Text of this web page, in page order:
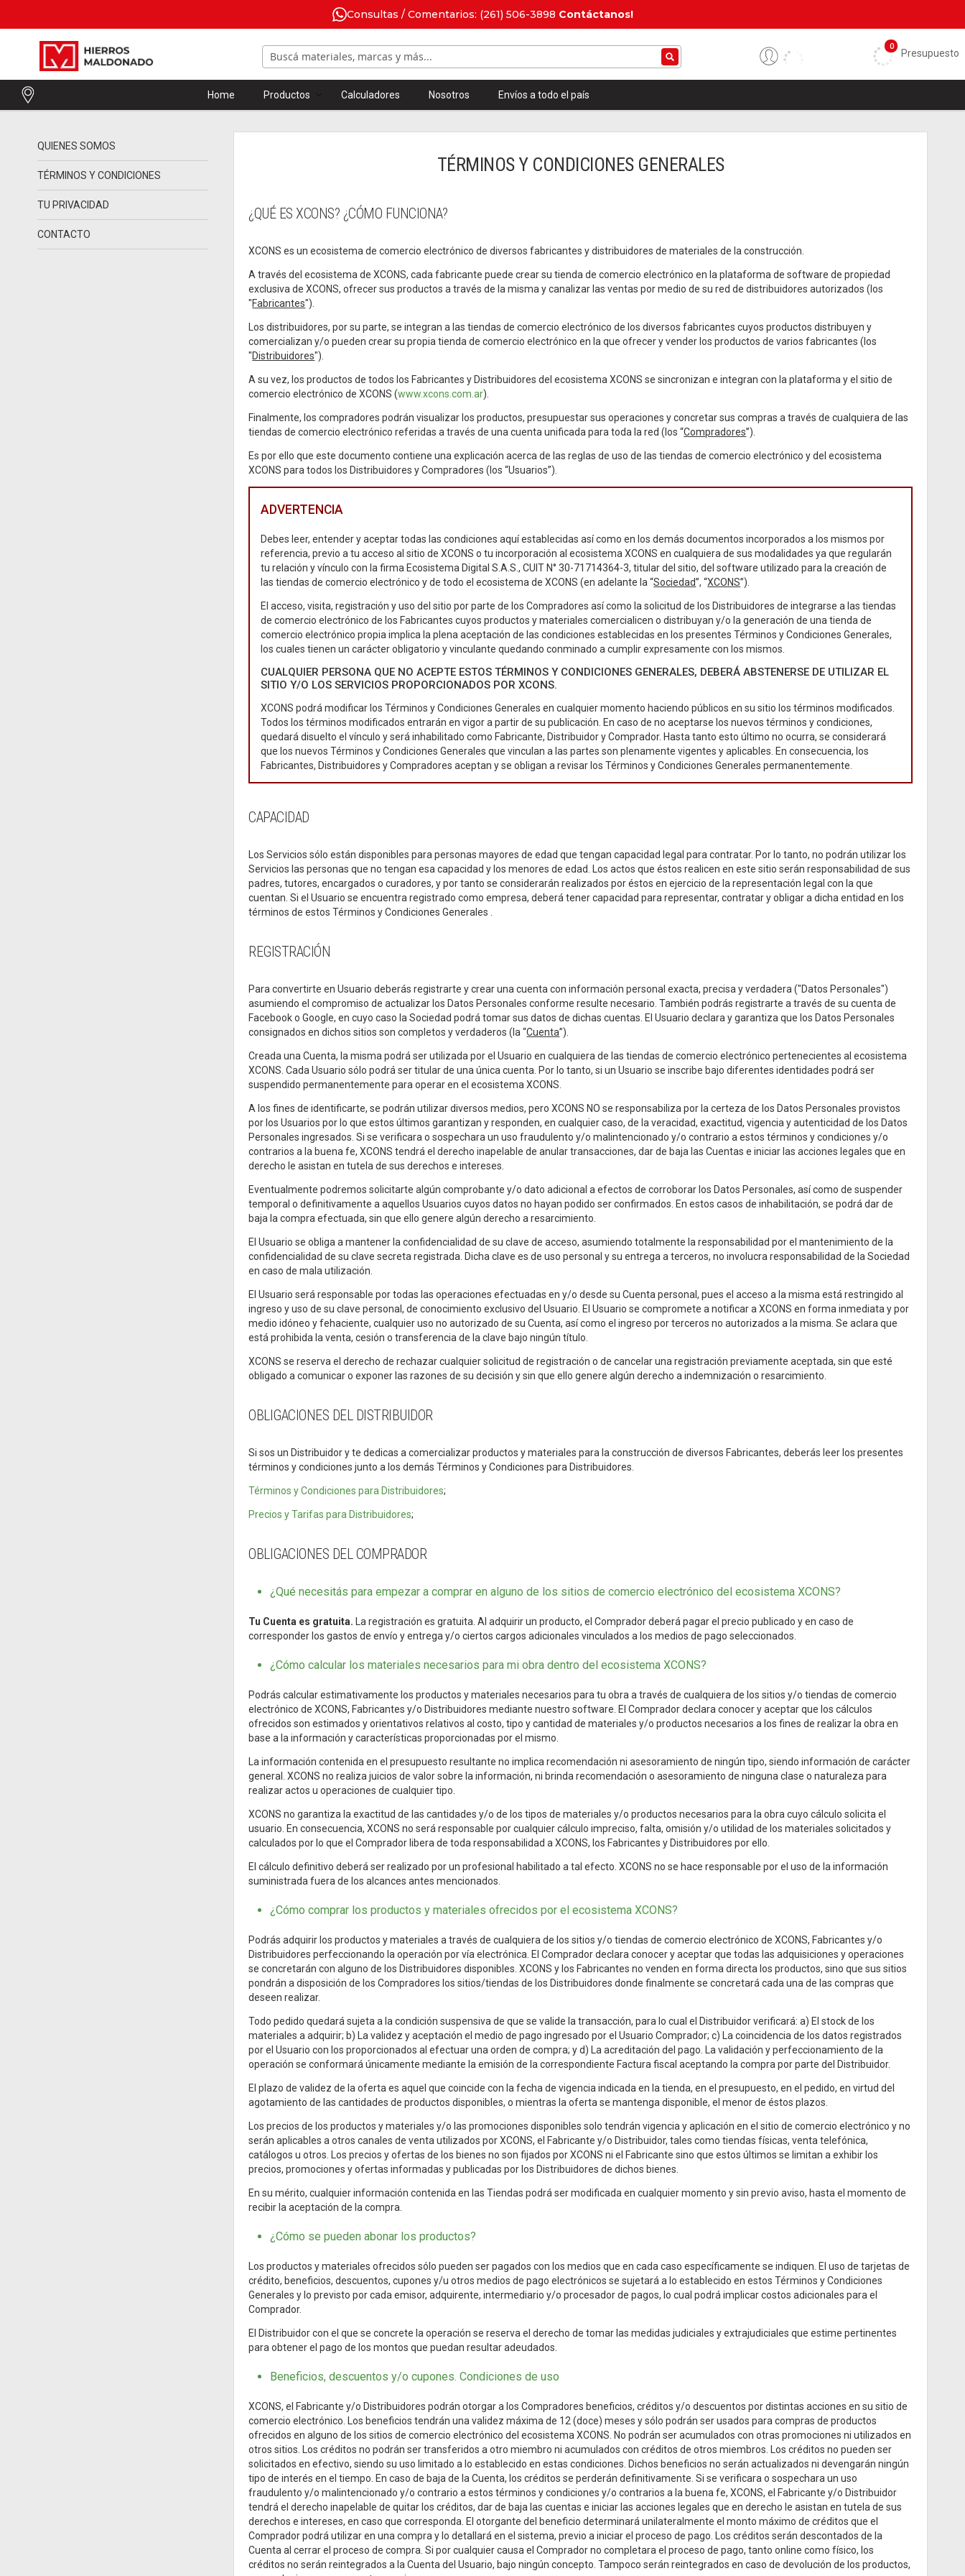
Consultas / Comentarios: (261) 506-3898 Contáctanos!
0
Presupuesto
Home Productos Calculadores Nosotros Envíos a todo el país
TÉRMINOS Y CONDICIONES GENERALES
¿QUÉ ES XCONS? ¿CÓMO FUNCIONA?
XCONS es un ecosistema de comercio electrónico de diversos fabricantes y distribuidores de materiales de la construcción.
A través del ecosistema de XCONS, cada fabricante puede crear su tienda de comercio electrónico en la plataforma de software de propiedad
exclusiva de XCONS, ofrecer sus productos a través de la misma y canalizar las ventas por medio de su red de distribuidores autorizados (los
"Fabricantes").
Los distribuidores, por su parte, se integran a las tiendas de comercio electrónico de los diversos fabricantes cuyos productos distribuyen y
comercializan y/o pueden crear su propia tienda de comercio electrónico en la que ofrecer y vender los productos de varios fabricantes (los
"Distribuidores").
A su vez, los productos de todos los Fabricantes y Distribuidores del ecosistema XCONS se sincronizan e integran con la plataforma y el sitio de
comercio electrónico de XCONS (www.xcons.com.ar).
Finalmente, los compradores podrán visualizar los productos, presupuestar sus operaciones y concretar sus compras a través de cualquiera de las
tiendas de comercio electrónico referidas a través de una cuenta unificada para toda la red (los “Compradores”).
Es por ello que este documento contiene una explicación acerca de las reglas de uso de las tiendas de comercio electrónico y del ecosistema
XCONS para todos los Distribuidores y Compradores (los “Usuarios”).
ADVERTENCIA
Debes leer, entender y aceptar todas las condiciones aquí establecidas así como en los demás documentos incorporados a los mismos por
referencia, previo a tu acceso al sitio de XCONS o tu incorporación al ecosistema XCONS en cualquiera de sus modalidades ya que regularán
tu relación y vínculo con la firma Ecosistema Digital S.A.S., CUIT N° 30-71714364-3, titular del sitio, del software utilizado para la creación de
las tiendas de comercio electrónico y de todo el ecosistema de XCONS (en adelante la “Sociedad”, “XCONS”).
El acceso, visita, registración y uso del sitio por parte de los Compradores así como la solicitud de los Distribuidores de integrarse a las tiendas
de comercio electrónico de los Fabricantes cuyos productos y materiales comercialicen o distribuyan y/o la generación de una tienda de
comercio electrónico propia implica la plena aceptación de las condiciones establecidas en los presentes Términos y Condiciones Generales,
los cuales tienen un carácter obligatorio y vinculante quedando conminado a cumplir expresamente con los mismos.
CUALQUIER PERSONA QUE NO ACEPTE ESTOS TÉRMINOS Y CONDICIONES GENERALES, DEBERÁ ABSTENERSE DE UTILIZAR EL
SITIO Y/O LOS SERVICIOS PROPORCIONADOS POR XCONS.
XCONS podrá modificar los Términos y Condiciones Generales en cualquier momento haciendo públicos en su sitio los términos modificados.
Todos los términos modificados entrarán en vigor a partir de su publicación. En caso de no aceptarse los nuevos términos y condiciones,
quedará disuelto el vínculo y será inhabilitado como Fabricante, Distribuidor y Comprador. Hasta tanto esto último no ocurra, se considerará
que los nuevos Términos y Condiciones Generales que vinculan a las partes son plenamente vigentes y aplicables. En consecuencia, los
Fabricantes, Distribuidores y Compradores aceptan y se obligan a revisar los Términos y Condiciones Generales permanentemente.
CAPACIDAD
Los Servicios sólo están disponibles para personas mayores de edad que tengan capacidad legal para contratar. Por lo tanto, no podrán utilizar los
Servicios las personas que no tengan esa capacidad y los menores de edad. Los actos que éstos realicen en este sitio serán responsabilidad de sus
padres, tutores, encargados o curadores, y por tanto se considerarán realizados por éstos en ejercicio de la representación legal con la que
cuentan. Si el Usuario se encuentra registrado como empresa, deberá tener capacidad para representar, contratar y obligar a dicha entidad en los
términos de estos Términos y Condiciones Generales .
REGISTRACIÓN
Para convertirte en Usuario deberás registrarte y crear una cuenta con información personal exacta, precisa y verdadera ("Datos Personales")
asumiendo el compromiso de actualizar los Datos Personales conforme resulte necesario. También podrás registrarte a través de su cuenta de
Facebook o Google, en cuyo caso la Sociedad podrá tomar sus datos de dichas cuentas. El Usuario declara y garantiza que los Datos Personales
consignados en dichos sitios son completos y verdaderos (la “Cuenta”).
Creada una Cuenta, la misma podrá ser utilizada por el Usuario en cualquiera de las tiendas de comercio electrónico pertenecientes al ecosistema
XCONS. Cada Usuario sólo podrá ser titular de una única cuenta. Por lo tanto, si un Usuario se inscribe bajo diferentes identidades podrá ser
suspendido permanentemente para operar en el ecosistema XCONS.
A los fines de identificarte, se podrán utilizar diversos medios, pero XCONS NO se responsabiliza por la certeza de los Datos Personales provistos
por los Usuarios por lo que estos últimos garantizan y responden, en cualquier caso, de la veracidad, exactitud, vigencia y autenticidad de los Datos
Personales ingresados. Si se verificara o sospechara un uso fraudulento y/o malintencionado y/o contrario a estos términos y condiciones y/o
contrarios a la buena fe, XCONS tendrá el derecho inapelable de anular transacciones, dar de baja las Cuentas e iniciar las acciones legales que en
derecho le asistan en tutela de sus derechos e intereses.
Eventualmente podremos solicitarte algún comprobante y/o dato adicional a efectos de corroborar los Datos Personales, así como de suspender
temporal o definitivamente a aquellos Usuarios cuyos datos no hayan podido ser confirmados. En estos casos de inhabilitación, se podrá dar de
baja la compra efectuada, sin que ello genere algún derecho a resarcimiento.
El Usuario se obliga a mantener la confidencialidad de su clave de acceso, asumiendo totalmente la responsabilidad por el mantenimiento de la
confidencialidad de su clave secreta registrada. Dicha clave es de uso personal y su entrega a terceros, no involucra responsabilidad de la Sociedad
en caso de mala utilización.
El Usuario será responsable por todas las operaciones efectuadas en y/o desde su Cuenta personal, pues el acceso a la misma está restringido al
ingreso y uso de su clave personal, de conocimiento exclusivo del Usuario. El Usuario se compromete a notificar a XCONS en forma inmediata y por
medio idóneo y fehaciente, cualquier uso no autorizado de su Cuenta, así como el ingreso por terceros no autorizados a la misma. Se aclara que
está prohibida la venta, cesión o transferencia de la clave bajo ningún título.
XCONS se reserva el derecho de rechazar cualquier solicitud de registración o de cancelar una registración previamente aceptada, sin que esté
obligado a comunicar o exponer las razones de su decisión y sin que ello genere algún derecho a indemnización o resarcimiento.
OBLIGACIONES DEL DISTRIBUIDOR
Si sos un Distribuidor y te dedicas a comercializar productos y materiales para la construcción de diversos Fabricantes, deberás leer los presentes
términos y condiciones junto a los demás Términos y Condiciones para Distribuidores.
Términos y Condiciones para Distribuidores;
Precios y Tarifas para Distribuidores;
OBLIGACIONES DEL COMPRADOR
¿Qué necesitás para empezar a comprar en alguno de los sitios de comercio electrónico del ecosistema XCONS?
Tu Cuenta es gratuita. La registración es gratuita. Al adquirir un producto, el Comprador deberá pagar el precio publicado y en caso de
corresponder los gastos de envío y entrega y/o ciertos cargos adicionales vinculados a los medios de pago seleccionados.
¿Cómo calcular los materiales necesarios para mi obra dentro del ecosistema XCONS?
Podrás calcular estimativamente los productos y materiales necesarios para tu obra a través de cualquiera de los sitios y/o tiendas de comercio
electrónico de XCONS, Fabricantes y/o Distribuidores mediante nuestro software. El Comprador declara conocer y aceptar que los cálculos
ofrecidos son estimados y orientativos relativos al costo, tipo y cantidad de materiales y/o productos necesarios a los fines de realizar la obra en
base a la información y características proporcionadas por el mismo.
La información contenida en el presupuesto resultante no implica recomendación ni asesoramiento de ningún tipo, siendo información de carácter
general. XCONS no realiza juicios de valor sobre la información, ni brinda recomendación o asesoramiento de ninguna clase o naturaleza para
realizar actos u operaciones de cualquier tipo.
XCONS no garantiza la exactitud de las cantidades y/o de los tipos de materiales y/o productos necesarios para la obra cuyo cálculo solicita el
usuario. En consecuencia, XCONS no será responsable por cualquier cálculo impreciso, falta, omisión y/o utilidad de los materiales solicitados y
calculados por lo que el Comprador libera de toda responsabilidad a XCONS, los Fabricantes y Distribuidores por ello.
El cálculo definitivo deberá ser realizado por un profesional habilitado a tal efecto. XCONS no se hace responsable por el uso de la información
suministrada fuera de los alcances antes mencionados.
¿Cómo comprar los productos y materiales ofrecidos por el ecosistema XCONS?
Podrás adquirir los productos y materiales a través de cualquiera de los sitios y/o tiendas de comercio electrónico de XCONS, Fabricantes y/o
Distribuidores perfeccionando la operación por vía electrónica. El Comprador declara conocer y aceptar que todas las adquisiciones y operaciones
se concretarán con alguno de los Distribuidores disponibles. XCONS y los Fabricantes no venden en forma directa los productos, sino que sus sitios
pondrán a disposición de los Compradores los sitios/tiendas de los Distribuidores donde finalmente se concretará cada una de las compras que
deseen realizar.
Todo pedido quedará sujeta a la condición suspensiva de que se valide la transacción, para lo cual el Distribuidor verificará: a) El stock de los
materiales a adquirir; b) La validez y aceptación el medio de pago ingresado por el Usuario Comprador; c) La coincidencia de los datos registrados
por el Usuario con los proporcionados al efectuar una orden de compra; y d) La acreditación del pago. La validación y perfeccionamiento de la
operación se conformará únicamente mediante la emisión de la correspondiente Factura fiscal aceptando la compra por parte del Distribuidor.
El plazo de validez de la oferta es aquel que coincide con la fecha de vigencia indicada en la tienda, en el presupuesto, en el pedido, en virtud del
agotamiento de las cantidades de productos disponibles, o mientras la oferta se mantenga disponible, el menor de éstos plazos.
Los precios de los productos y materiales y/o las promociones disponibles solo tendrán vigencia y aplicación en el sitio de comercio electrónico y no
serán aplicables a otros canales de venta utilizados por XCONS, el Fabricante y/o Distribuidor, tales como tiendas físicas, venta telefónica,
catálogos u otros. Los precios y ofertas de los bienes no son fijados por XCONS ni el Fabricante sino que estos últimos se limitan a exhibir los
precios, promociones y ofertas informadas y publicadas por los Distribuidores de dichos bienes.
En su mérito, cualquier información contenida en las Tiendas podrá ser modificada en cualquier momento y sin previo aviso, hasta el momento de
recibir la aceptación de la compra.
¿Cómo se pueden abonar los productos?
Los productos y materiales ofrecidos sólo pueden ser pagados con los medios que en cada caso específicamente se indiquen. El uso de tarjetas de
crédito, beneficios, descuentos, cupones y/u otros medios de pago electrónicos se sujetará a lo establecido en estos Términos y Condiciones
Generales y lo previsto por cada emisor, adquirente, intermediario y/o procesador de pagos, lo cual podrá implicar costos adicionales para el
Comprador.
El Distribuidor con el que se concrete la operación se reserva el derecho de tomar las medidas judiciales y extrajudiciales que estime pertinentes
para obtener el pago de los montos que puedan resultar adeudados.
Beneficios, descuentos y/o cupones. Condiciones de uso
XCONS, el Fabricante y/o Distribuidores podrán otorgar a los Compradores beneficios, créditos y/o descuentos por distintas acciones en su sitio de
comercio electrónico. Los beneficios tendrán una validez máxima de 12 (doce) meses y sólo podrán ser usados para compras de productos
ofrecidos en alguno de los sitios de comercio electrónico del ecosistema XCONS. No podrán ser acumulados con otras promociones ni utilizados en
otros sitios. Los créditos no podrán ser transferidos a otro miembro ni acumulados con créditos de otros miembros. Los créditos no pueden ser
solicitados en efectivo, siendo su uso limitado a lo establecido en estas condiciones. Dichos beneficios no serán actualizados ni devengarán ningún
tipo de interés en el tiempo. En caso de baja de la Cuenta, los créditos se perderán definitivamente. Si se verificara o sospechara un uso
fraudulento y/o malintencionado y/o contrario a estos términos y condiciones y/o contrarios a la buena fe, XCONS, el Fabricante y/o Distribuidor
tendrá el derecho inapelable de quitar los créditos, dar de baja las cuentas e iniciar las acciones legales que en derecho le asistan en tutela de sus
derechos e intereses, en caso que corresponda. El otorgante del beneficio determinará unilateralmente el monto máximo de créditos que el
Comprador podrá utilizar en una compra y lo detallará en el sistema, previo a iniciar el proceso de pago. Los créditos serán descontados de la
Cuenta al cerrar el proceso de compra. Si por cualquier causa el Comprador no completara el proceso de pago, tanto online como físico, los
créditos no serán reintegrados a la Cuenta del Usuario, bajo ningún concepto. Tampoco serán reintegrados en caso de devolución de los productos,
QUIENES SOMOS
TÉRMINOS Y CONDICIONES
TU PRIVACIDAD
CONTACTO